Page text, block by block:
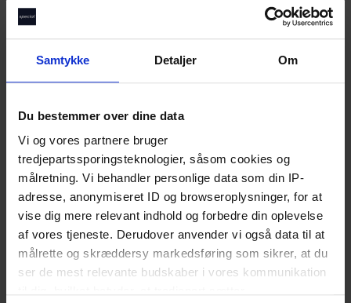
Samtykke Detaljer Om
Du bestemmer over dine data
Vi og vores partnere bruger
tredjepartssporingsteknologier, såsom cookies og
målretning. Vi behandler personlige data som din IP-
adresse, anonymiseret ID og browseroplysninger, for at
vise dig mere relevant indhold og forbedre din oplevelse
af vores tjeneste. Derudover anvender vi også data til at
målrette og skræddersy markedsføring som sikrer, at du
ser de mest relevante budskaber i vores kommunikation
4. Servering
Chokolademousse med mandeltuile, crumble
DU FÅR